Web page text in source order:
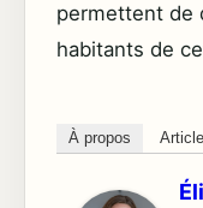
permettent de
habitants de
À propos